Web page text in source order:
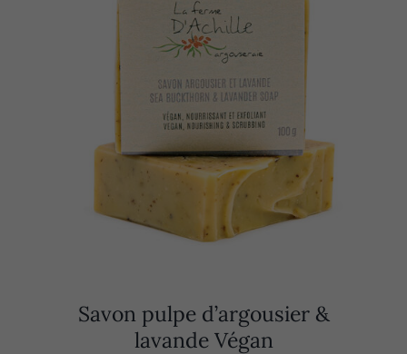
Savon pulpe d’argousier &
lavande Végan